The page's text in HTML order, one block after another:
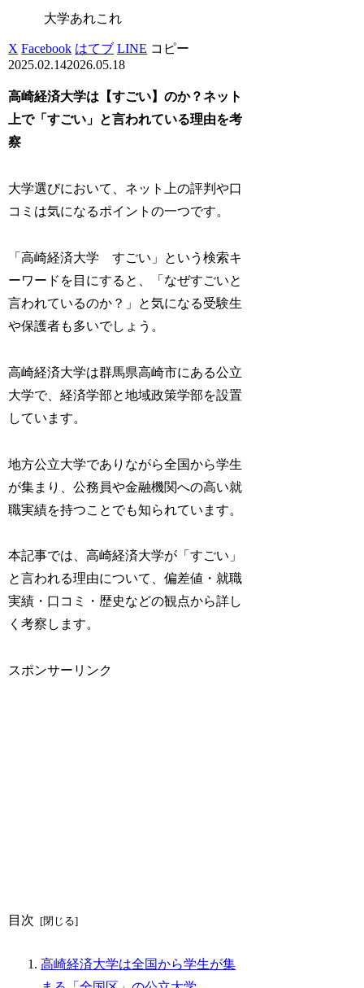
大学あれこれ
X Facebook はてブ LINE コピー
2025.02.142026.05.18
高崎経済大学は【すごい】のか？ネット
上で「すごい」と言われている理由を考
察
大学選びにおいて、ネット上の評判や口
コミは気になるポイントの一つです。
「高崎経済大学 すごい」という検索キ
ーワードを目にすると、「なぜすごいと
言われているのか？」と気になる受験生
や保護者も多いでしょう。
高崎経済大学は群馬県高崎市にある公立
大学で、経済学部と地域政策学部を設置
しています。
地方公立大学でありながら全国から学生
が集まり、公務員や金融機関への高い就
職実績を持つことでも知られています。
本記事では、高崎経済大学が「すごい」
と言われる理由について、偏差値・就職
実績・口コミ・歴史などの観点から詳し
く考察します。
スポンサーリンク
目次
高崎経済大学は全国から学生が集